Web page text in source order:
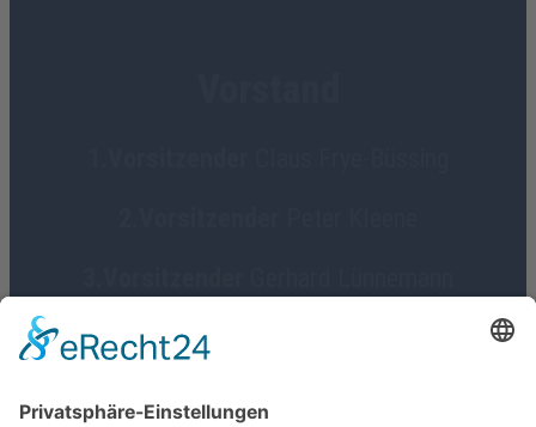
Geschäftsführerin